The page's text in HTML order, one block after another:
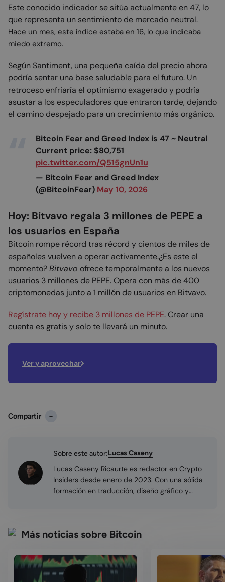
Este conocido indicador se sitúa actualmente en 47, lo
que representa un sentimiento de mercado neutral.
Hace un mes, este índice estaba en 16, lo que indicaba
miedo extremo.
Según Santiment, una pequeña caída del precio ahora
podría sentar una base saludable para el futuro. Un
retroceso enfriaría el optimismo exagerado y podría
asustar a los especuladores que entraron tarde, dejando
el camino despejado para un crecimiento más orgánico.
Bitcoin Fear and Greed Index is 47 ~ Neutral
Current price: $80,751
pic.twitter.com/Q515gnUn1u
— Bitcoin Fear and Greed Index
(@BitcoinFear) May 10, 2026
Hoy: Bitvavo regala 3 millones de PEPE a
los usuarios en España
Bitcoin rompe récord tras récord y cientos de miles de
españoles vuelven a operar activamente.¿Es este el
momento?Bitvavo ofrece temporalmente a los nuevos
usuarios 3 millones de PEPE. Opera con más de 400
criptomonedas junto a 1 millón de usuarios en Bitvavo.
Regístrate hoy y recibe 3 millones de PEPE. Crear una
cuenta es gratis y solo te llevará un minuto.
Ver y aprovechar
Compartir
Sobre este autor:Lucas Caseny
Lucas Caseny Ricaurte es redactor en Crypto
Insiders desde enero de 2023. Con una sólida
formación en traducción, diseño gráfico y
la Universidad Autónoma de Madrid, lo que ha
financiero y las criptomonedas.
Más noticias sobre Bitcoin